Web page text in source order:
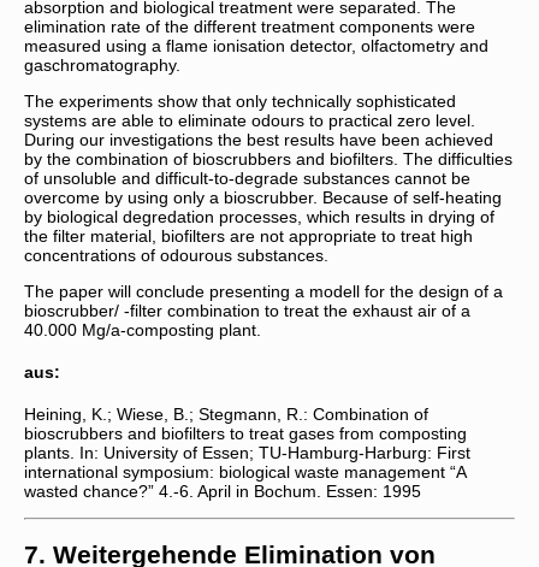
absorption and biological treatment were separated. The
elimination rate of the different treatment components were
measured using a flame ionisation detector, olfactometry and
gaschromatography.
The experiments show that only technically sophisticated
systems are able to eliminate odours to practical zero level.
During our investigations the best results have been achieved
by the combination of bioscrubbers and biofilters. The difficulties
of unsoluble and difficult-to-degrade substances cannot be
overcome by using only a bioscrubber. Because of self-heating
by biological degredation processes, which results in drying of
the filter material, biofilters are not appropriate to treat high
concentrations of odourous substances.
The paper will conclude presenting a modell for the design of a
bioscrubber/ -filter combination to treat the exhaust air of a
40.000 Mg/a-composting plant.
aus:
Heining, K.; Wiese, B.; Stegmann, R.: Combination of
bioscrubbers and biofilters to treat gases from composting
plants. In: University of Essen; TU-Hamburg-Harburg: First
international symposium: biological waste management “A
wasted chance?” 4.-6. April in Bochum. Essen: 1995
7. Weitergehende Elimination von